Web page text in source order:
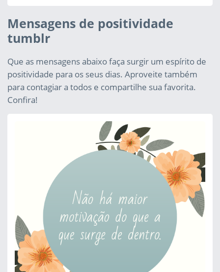
Mensagens de positividade
tumblr
Que as mensagens abaixo faça surgir um espírito de
positividade para os seus dias. Aproveite também
para contagiar a todos e compartilhe sua favorita.
Confira!